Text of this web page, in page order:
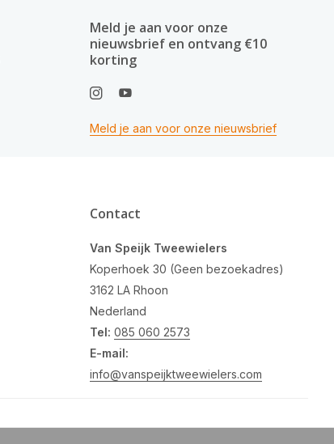
Meld je aan voor onze
nieuwsbrief en ontvang €10
korting
Meld je aan voor onze nieuwsbrief
Contact
Van Speijk Tweewielers
Koperhoek 30 (Geen bezoekadres)
3162 LA Rhoon
Nederland
Tel: 085 060 2573
E-mail:
info@vanspeijktweewielers.com